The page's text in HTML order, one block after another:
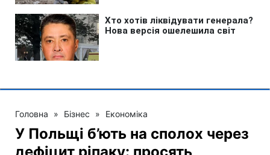
Головна » Бізнес » Економіка
У Польщі б’ють на сполох через
дефіцит ріпаку: просять